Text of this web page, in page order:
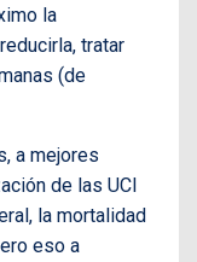
la
tratar
(de
a mejores
de las UCI
la mortalidad
eso a